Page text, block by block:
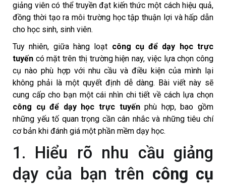
giảng viên có thể truyền đạt kiến thức một cách hiệu quả,
đồng thời tạo ra môi trường học tập thuận lợi và hấp dẫn
cho học sinh, sinh viên.
Tuy nhiên, giữa hàng loạt công cụ để dạy học trực
tuyến có mặt trên thị trường hiện nay, việc lựa chọn công
cụ nào phù hợp với nhu cầu và điều kiện của mình lại
không phải là một quyết định dễ dàng. Bài viết này sẽ
cung cấp cho bạn một cái nhìn chi tiết về cách lựa chọn
công cụ để dạy học trực tuyếnphù hợp, bao gồm
những yếu tố quan trọng cần cân nhắc và những tiêu chí
cơ bản khi đánh giá một phần mềm dạy học.
1. Hiểu rõ nhu cầu giảng
dạy của bạn trên công cụ